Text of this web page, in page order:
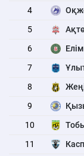
4
5
6
7
8
9
10
11